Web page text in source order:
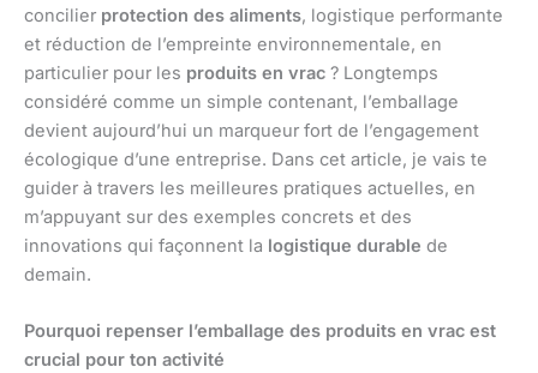
concilier protection des aliments, logistique performante
et réduction de l’empreinte environnementale, en
particulier pour les produits en vrac ? Longtemps
considéré comme un simple contenant, l’emballage
devient aujourd’hui un marqueur fort de l’engagement
écologique d’une entreprise. Dans cet article, je vais te
guider à travers les meilleures pratiques actuelles, en
m’appuyant sur des exemples concrets et des
innovations qui façonnent la logistique durable de
demain.
Pourquoi repenser l’emballage des produits en vrac est
crucial pour ton activité